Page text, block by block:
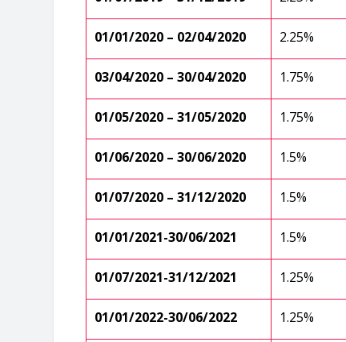
01/01/2020 – 02/04/2020 2.25%
03/04/2020 – 30/04/2020 1.75%
01/05/2020 – 31/05/2020 1.75%
01/06/2020 – 30/06/2020 1.5%
01/07/2020 – 31/12/2020 1.5%
01/01/2021-30/06/2021 1.5%
01/07/2021-31/12/2021 1.25%
01/01/2022-30/06/2022 1.25%